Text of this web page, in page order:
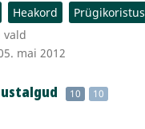
Heakord
Prügikoristus
vald
mai 2012
10 10